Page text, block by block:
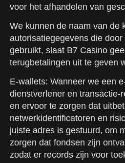
voor het afhandelen van
We kunnen de naam van de
autorisatiegegevens die
gebruikt, slaat B7 Casino
terugbetalingen uit te geven
E-wallets: Wanneer we een
dienstverlener en transactie-
en ervoor te zorgen dat
netwerkidentificatoren en
juiste adres is gestuurd, om
zorgen dat fondsen zijn
zodat er records zijn voor